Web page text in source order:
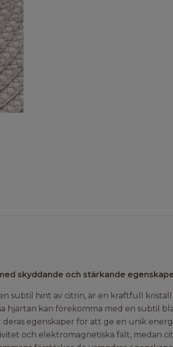
skyddande och stärkande
subtil hint av citrin, är en kraftfull kristall
hjärtan kan förekomma med en subtil
egenskaper för att ge en unik
och elektromagnetiska fält, medan